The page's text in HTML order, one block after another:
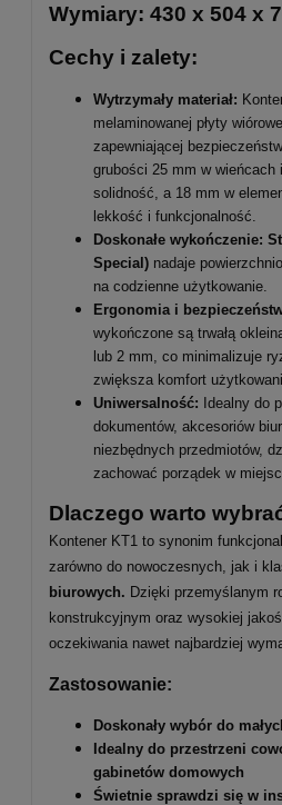
Wymiary: 430 x 504 x
Cechy i zalety:
Wytrzymały materiał:
melaminowanej płyty
zapewniającej
grubości 25 mm w wieńcach
solidność, a 18 mm w
lekkość i funkcjonalność.
Doskonałe wykończenie:
Special) nadaje
na codzienne użytkowanie.
Ergonomia i
wykończone są trwałą
lub 2 mm, co minimalizuje
zwiększa komfort
Uniwersalność: Idealny do
dokumentów, akcesoriów
niezbędnych przedmiotów,
zachować porządek w
Dlaczego warto
Kontener KT1 to synonim
zarówno do nowoczesnych, jak i
biurowych. Dzięki przemyślanym
konstrukcyjnym oraz wysokiej
oczekiwania nawet najbardziej
Zastosowanie:
Doskonały wybór do
Idealny do przestrzeni
gabinetów domowych
Świetnie sprawdzi się w